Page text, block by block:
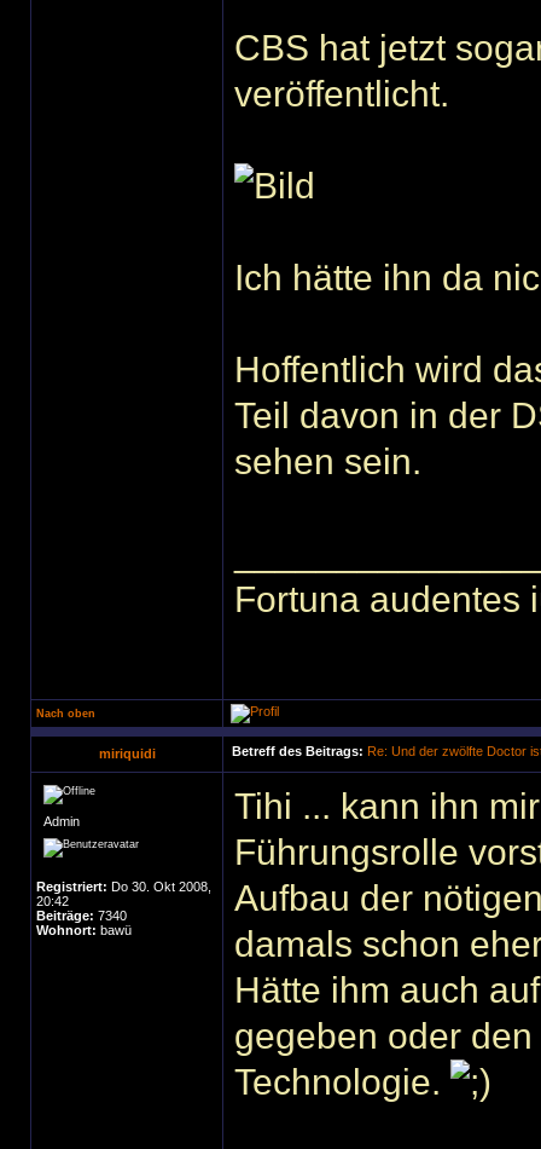
CBS hat jetzt
veröffentlicht.
Ich hätte ihn da
Hoffentlich wird
Teil davon in der
sehen sein.
Fortuna audentes
Nach oben
miriquidi Betreff des Beitrags: Re: Und der zwölfte Doctor
Admin
Registriert: Do 30. Okt 2008,
20:42
Beiträge: 7340
Wohnort: bawü
Tihi ... kann ihn
Führungsrolle
Aufbau der
damals schon
Hätte ihm auch
gegeben oder
Technologie.